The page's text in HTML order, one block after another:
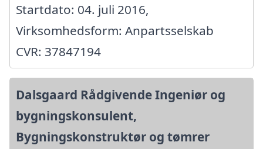
Startdato: 04. juli 2016,
Virksomhedsform: Anpartsselskab
CVR: 37847194
Dalsgaard Rådgivende Ingeniør og
bygningskonsulent,
Bygningskonstruktør og tømrer